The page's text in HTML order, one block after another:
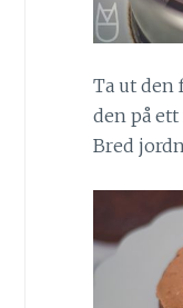
Ta ut den
den på
Bred